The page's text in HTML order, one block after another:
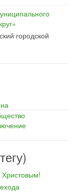
городской